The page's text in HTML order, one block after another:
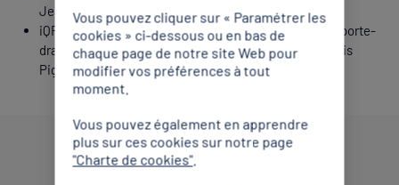
Jean-Baptiste Bernaz 1er, Alex Boite 6e
iQFoil après 12 manches (sur 24) : Hêlène Noesmoen (porte-
drapeau) 2e, Manon Pianazza 6e, Tom Arnoux 2e, Louis
Pignolet 4e
Partenaires Mondiaux
Vous pouvez cliquer sur « Paramétrer les
cookies » ci-dessous ou en bas de
chaque page de notre site Web pour
modifier vos préférences à tout
moment.
Vous pouvez également en apprendre
plus sur ces cookies sur notre page
"Charte de cookies".